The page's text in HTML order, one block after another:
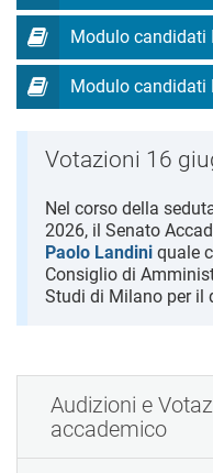
Modulo candidati
Modulo candidati
Votazioni 16
Nel corso della
2026, il Senato
Paolo Landini quale
Consiglio di
Studi di Milano per il
Audizioni e
accademico